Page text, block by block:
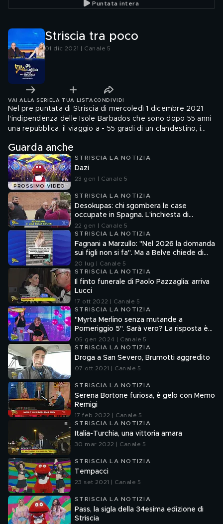
Puntata intera
Striscia tra poco
01 dic 2021 | Canale 5
VAI ALLA SERIE LA TUA LISTA CONDIVIDI
Nel pre puntata di Striscia di mercoledì 1 dicembre 2021
l'indipendenza delle Isole Barbados che sono dopo 55 anni
una repubblica, il viaggio a - 55 gradi di un clandestino, i
la conferma della volontà di annullare anche per il 2022 la
tassa per i tavoli all'aperto di bar e ristoranti
Guarda anche
PROSSIMO VIDEO
STRISCIA LA NOTIZIA
Dazi
23 gen | Canale 5
STRISCIA LA NOTIZIA
Desokupas: chi sgombera le case
occupate in Spagna. L'inchiesta di
Francesco Mazza
22 gen | Canale 5
STRISCIA LA NOTIZIA
Fagnani a Marzullo: "Nel 2026 la domanda
sui figli non si fa". Ma a Belve chiede di
aborto e maternità
20 lug | Canale 5
STRISCIA LA NOTIZIA
Il finto funerale di Paolo Pazzaglia: arriva
Lucci
17 ott 2022 | Canale 5
STRISCIA LA NOTIZIA
"Myrta Merlino senza mutande a
Pomeriggio 5". Sarà vero? La risposta è
nel fuorionda
05 gen 2024 | Canale 5
STRISCIA LA NOTIZIA
Droga a San Severo, Brumotti aggredito
07 ott 2021 | Canale 5
STRISCIA LA NOTIZIA
Serena Bortone furiosa, è gelo con Memo
Remigi
17 feb 2022 | Canale 5
STRISCIA LA NOTIZIA
Italia-Turchia, una vittoria amara
30 mar 2022 | Canale 5
STRISCIA LA NOTIZIA
Tempacci
23 set 2021 | Canale 5
STRISCIA LA NOTIZIA
Pass, la sigla della 34esima edizione di
Striscia